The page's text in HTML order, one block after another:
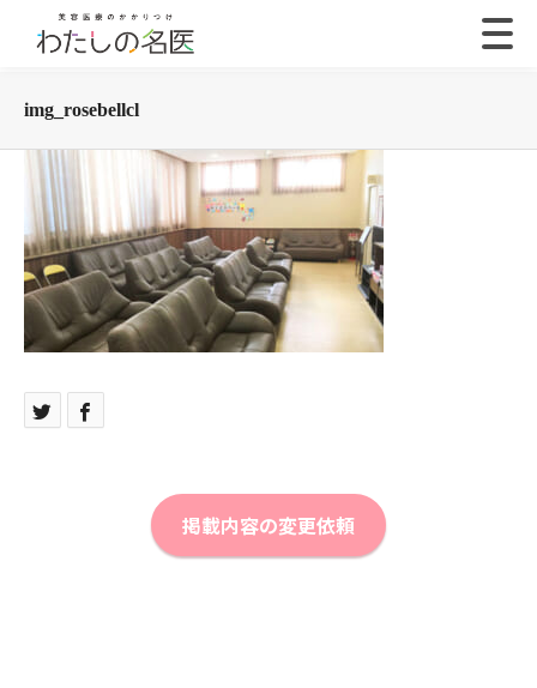
img_rosebellcl
掲載内容の変更依頼